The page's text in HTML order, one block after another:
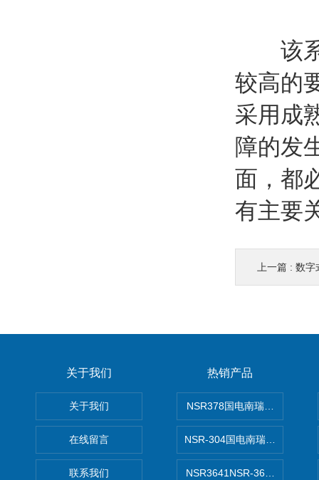
该系
较高的
采用成
障的发
面，都
有主要
上一篇 : 数字
关于我们
关于我们
在线留言
联系我们
热销产品
NSR378国电南瑞NSR-378变
NSR-304国电南瑞NSR-304
NSR3641NSR-3641系列备用